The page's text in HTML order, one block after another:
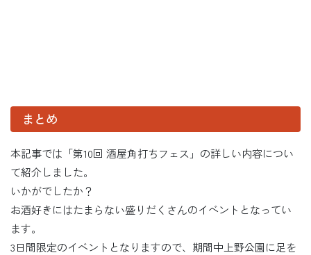
まとめ
本記事では「第10回 酒屋角打ちフェス」の詳しい内容につい
て紹介しました。
いかがでしたか？
お酒好きにはたまらない盛りだくさんのイベントとなってい
ます。
3日間限定のイベントとなりますので、期間中上野公園に足を